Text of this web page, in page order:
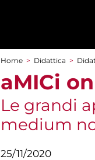
Tu sei qui
Home > Didattica >
aMICi
Le grandi
medium
25/11/2020